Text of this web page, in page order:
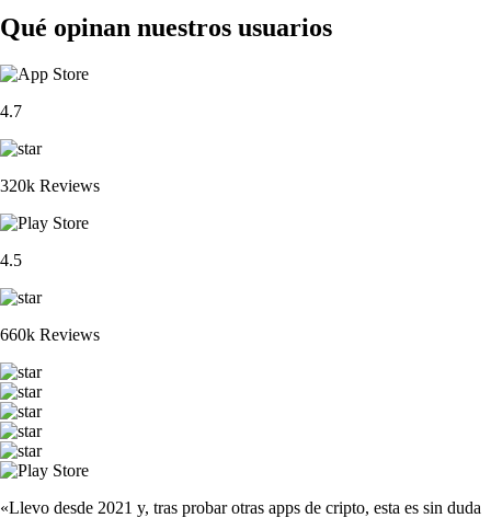
Qué opinan nuestros usuarios
4.7
320k Reviews
4.5
660k Reviews
«Llevo desde 2021 y, tras probar otras apps de cripto, esta es sin duda